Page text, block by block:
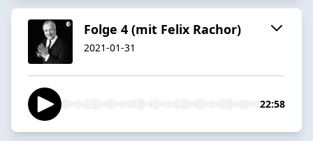
Folge 4 (mit Felix Rachor)
2021-01-31
22:58